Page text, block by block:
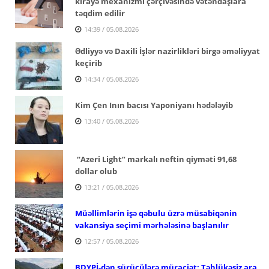
təqdim edilir
14:39 / 05.08.2026
Ədliyyə və Daxili İşlər nazirlikləri birgə əməliyyat
keçirib
14:34 / 05.08.2026
Kim Çen Inın bacısı Yaponiyanı hədələyib
13:40 / 05.08.2026
“Azeri Light” markalı neftin qiyməti 91,68
dollar olub
13:21 / 05.08.2026
Müəllimlərin işə qəbulu üzrə müsabiqənin
vakansiya seçimi mərhələsinə başlanılır
12:57 / 05.08.2026